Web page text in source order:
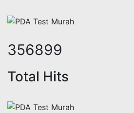
436526
Total Hits